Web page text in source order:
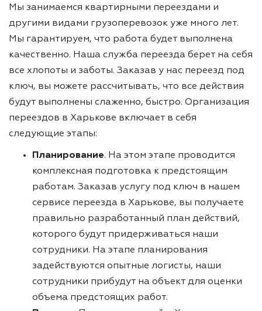
Мы занимаемся квартирными переездами и
другими видами грузоперевозок уже много лет.
Мы гарантируем, что работа будет выполнена
качественно. Наша служба переезда берет на себя
все хлопоты и заботы. Заказав у нас переезд под
ключ, вы можете рассчитывать, что все действия
будут выполнены слаженно, быстро. Организация
переездов в Харькове включает в себя
следующие этапы:
Планирование. На этом этапе проводится
комплексная подготовка к предстоящим
работам. Заказав услугу под ключ в нашем
сервисе переезда в Харькове, вы получаете
правильно разработанный план действий,
которого будут придерживаться наши
сотрудники. На этапе планирования
задействуются опытные логисты, наши
сотрудники прибудут на объект для оценки
объема предстоящих работ.